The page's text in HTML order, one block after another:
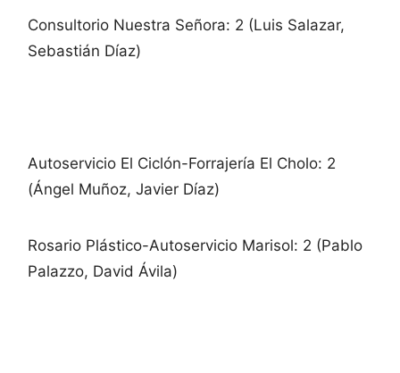
Consultorio Nuestra Señora: 2 (Luis Salazar,
Sebastián Díaz)
Autoservicio El Ciclón-Forrajería El Cholo: 2
(Ángel Muñoz, Javier Díaz)
Rosario Plástico-Autoservicio Marisol: 2 (Pablo
Palazzo, David Ávila)